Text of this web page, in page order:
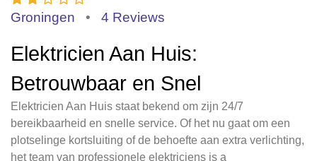
Groningen • 4 Reviews
Elektricien Aan Huis:
Betrouwbaar en Snel
Elektricien Aan Huis staat bekend om zijn 24/7
bereikbaarheid en snelle service. Of het nu gaat om een
plotselinge kortsluiting of de behoefte aan extra verlichting,
het team van professionele elektriciens is a